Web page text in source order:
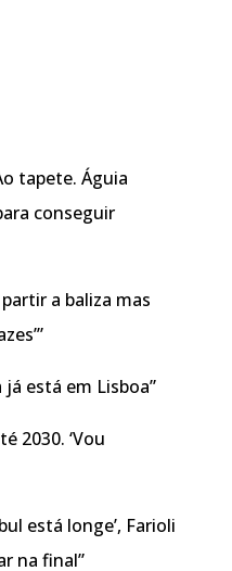
tapete. Águia
conseguir
a baliza mas
já está em Lisboa”
2030. ‘Vou
está longe’, Farioli
na final”